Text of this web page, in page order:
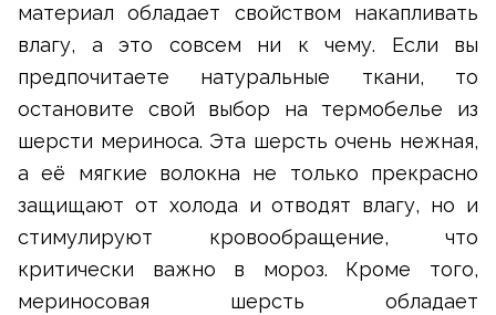
материал обладает свойством накапливать
влагу, а это совсем ни к чему. Если вы
предпочитаете натуральные ткани, то
остановите свой выбор на термобелье из
шерсти мериноса. Эта шерсть очень нежная,
а её мягкие волокна не только прекрасно
защищают от холода и отводят влагу, но и
стимулируют кровообращение, что
критически важно в мороз. Кроме того,
мериносовая шерсть обладает